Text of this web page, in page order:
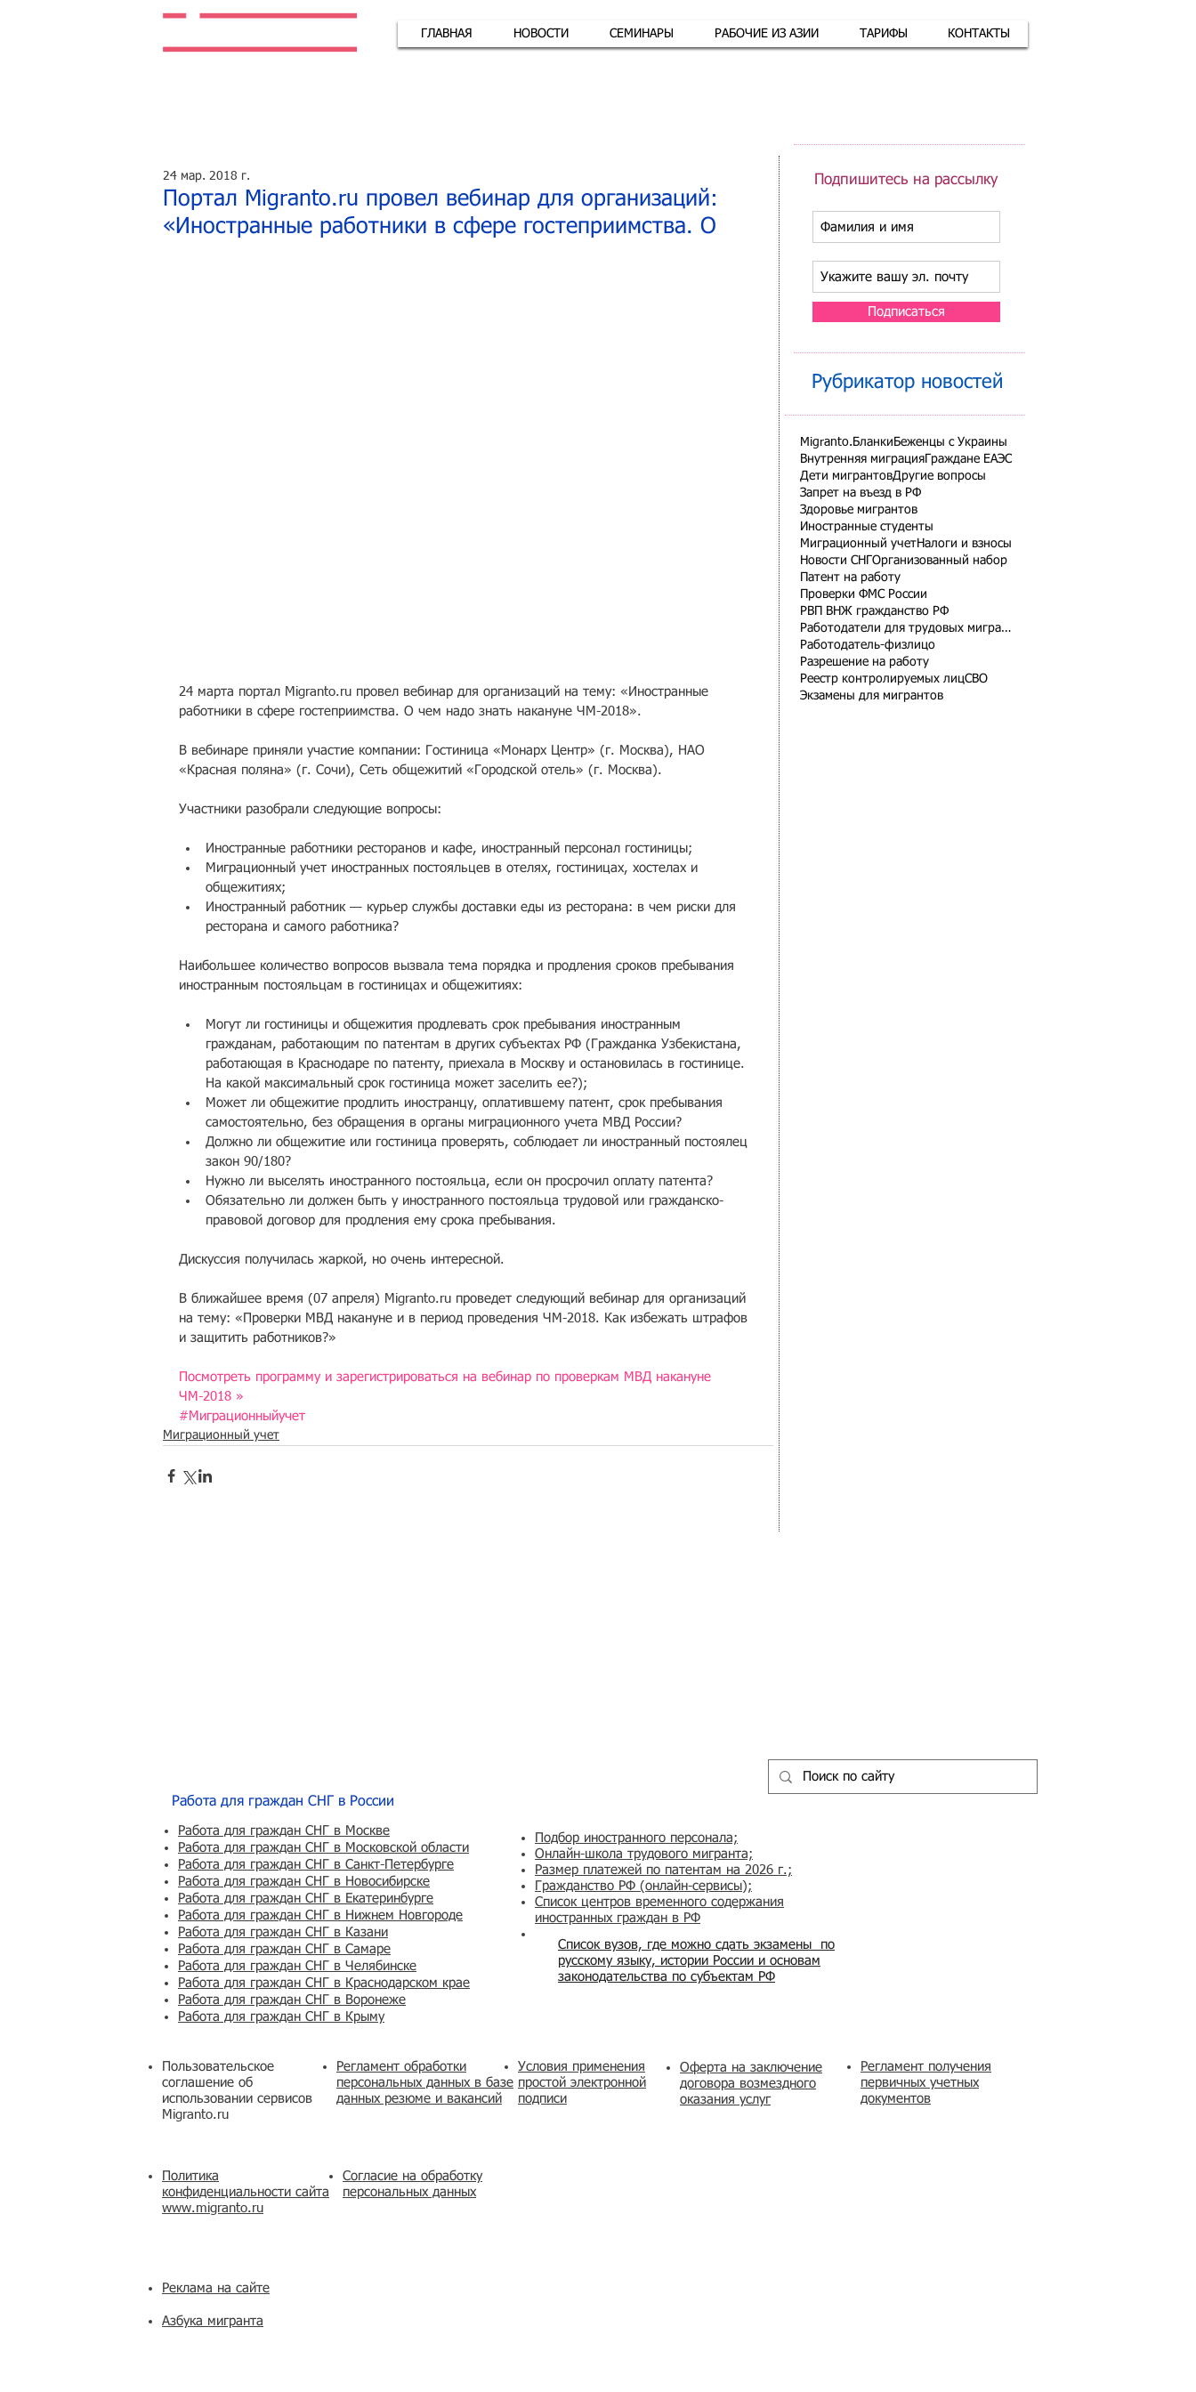
ГЛАВНАЯ НОВОСТИ СЕМИНАРЫ РАБОЧИЕ ИЗ АЗИИ ТАРИФЫ КОНТАКТЫ
Портал Migranto.ru провел вебинар для организаций:
«Иностранные работники в сфере гостеприимства. О
24 мар. 2018 г.
24 марта портал Migranto.ru провел вебинар для организаций на тему: «Иностранные
работники в сфере гостеприимства. О чем надо знать накануне ЧМ-2018».
В вебинаре приняли участие компании: Гостиница «Монарх Центр» (г. Москва), НАО
«Красная поляна» (г. Сочи), Сеть общежитий «Городской отель» (г. Москва).
Участники разобрали следующие вопросы:
Иностранные работники ресторанов и кафе, иностранный персонал гостиницы;
​Миграционный учет иностранных постояльцев в отелях, гостиницах, хостелах и
общежитиях;
Иностранный работник — курьер службы доставки еды из ресторана: в чем риски для
ресторана и самого работника?
Наибольшее количество вопросов вызвала тема порядка и продления сроков пребывания
иностранным постояльцам в гостиницах и общежитиях:
Могут ли гостиницы и общежития продлевать срок пребывания иностранным
гражданам, работающим по патентам в других субъектах РФ (Гражданка Узбекистана,
работающая в Краснодаре по патенту, приехала в Москву и остановилась в гостинице.
На какой максимальный срок гостиница может заселить ее?);
Может ли общежитие продлить иностранцу, оплатившему патент, срок пребывания
самостоятельно, без обращения в органы миграционного учета МВД России?
Должно ли общежитие или гостиница проверять, соблюдает ли иностранный постоялец
закон 90/180?
Нужно ли выселять иностранного постояльца, если он просрочил оплату патента?
Обязательно ли должен быть у иностранного постояльца трудовой или гражданско-
правовой договор для продления ему срока пребывания.
Дискуссия получилась жаркой, но очень интересной.
В ближайшее время (07 апреля) Migranto.ru проведет следующий вебинар для организаций
на тему: «Проверки МВД накануне и в период проведения ЧМ-2018. Как избежать штрафов
и защитить работников?»
Посмотреть программу и зарегистрироваться на вебинар по проверкам МВД накануне
ЧМ-2018 »
#Миграционныйучет
Миграционный учет
Подпишитесь на рассылку
Подписаться
Рубрикатор новостей
Migranto.Бланки Беженцы с Украины
Внутренняя миграция Граждане ЕАЭС
Дети мигрантовДругие вопросы
Запрет на въезд в РФ
Здоровье мигрантов
Иностранные студенты
Миграционный учетНалоги и взносы
Новости СНГ Организованный набор
Патент на работу
Проверки ФМС России
РВП ВНЖ гражданство РФ
Работодатели для трудовых мигрантов
Работодатель-физлицо
Разрешение на работу
Реестр контролируемых лицСВО
Экзамены для мигрантов
Работа для граждан СНГ в России
Работа для граждан СНГ в Москве
Работа для граждан СНГ в Московской области
Работа для граждан СНГ в Санкт-Петербурге
Работа для граждан СНГ в Новосибирске
Работа для граждан СНГ в Екатеринбурге
Работа для граждан СНГ в Нижнем Новгороде
Работа для граждан СНГ в Казани
Работа для граждан СНГ в Самаре
Работа для граждан СНГ в Челябинске
Работа для граждан СНГ в Краснодарском крае
Работа для граждан СНГ в Воронеже
Работа для граждан СНГ в Крыму
Пользовательское
соглашение об
использовании сервисов
Migranto.ru
Регламент обработки
персональных данных в базе
данных резюме и вакансий
Политика
конфиденциальности сайта
www.migranto.ru
Согласие на обработку
персональных данных
Реклама на сайте
Азбука мигранта
Список вузов, где можно сдать экзамены по
русскому языку, истории России и основам
законодательства по субъектам РФ
Подбор иностранного персонала;
Онлайн-школа трудового мигранта;
Размер платежей по патентам на 2026 г.;
Гражданство РФ (онлайн-сервисы);
Список центров временного содержания
иностранных граждан в РФ
Условия применения
простой электронной
подписи
​Оферта на заключение
договора возмездного
оказания услуг
Регламент получения
первичных учетных
документов